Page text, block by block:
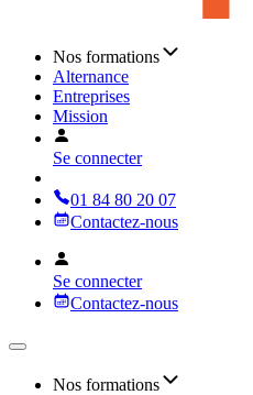
Nos formations
Alternance
Entreprises
Mission
Se connecter
01 84 80 20 07
Contactez-nous
Se connecter
Contactez-nous
Nos formations